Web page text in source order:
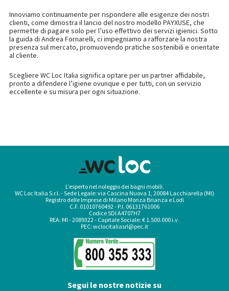
Innoviamo continuamente per rispondere alle esigenze dei nostri
clienti, come dimostra il lancio del nostro modello PAYXUSE, che
permette di pagare solo per l’uso effettivo dei servizi igienici. Sotto
la guida di Andrea Fornarelli, ci impegniamo a rafforzare la nostra
presenza sul mercato, promuovendo pratiche sostenibili e orientate
al cliente.
Scegliere WC Loc Italia significa optare per un partner affidabile,
pronto a difendere l’igiene ovunque e per tutti, con un servizio
eccellente e su misura per ogni situazione.
L’esperto nel noleggio dei bagni mobili.
WC Loc Italia S.r.l. - Sede Legale: via Cascina Nuova 1, 20084 Lacchiarella (MI)
Registro delle Imprese di Milano Monza Brianza e Lodi
C.F. 01010760492 - P.I. 06131761006
Codice SDI A4707H7
REA: MI - 2089322 - Capitale Sociale: € 1.500.000 i.v.
PEC: wclocitaliasrl@pec.it
Segui le nostre notizie su